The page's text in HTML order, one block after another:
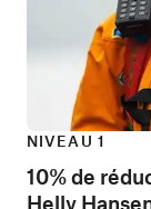
NIVEAU 1
10% de
Helly